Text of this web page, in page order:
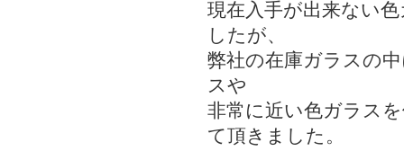
現在入手が出来ない
したが、
弊社の在庫ガラスの
スや
非常に近い色ガラス
て頂きました。